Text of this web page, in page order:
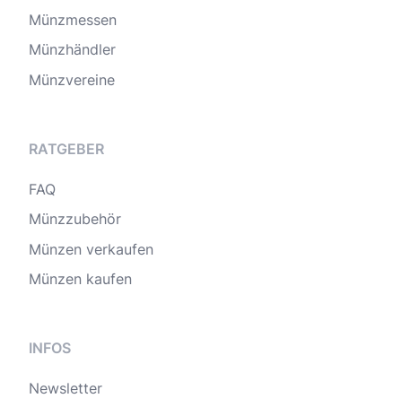
Münzmessen
Münzhändler
Münzvereine
RATGEBER
FAQ
Münzzubehör
Münzen verkaufen
Münzen kaufen
INFOS
Newsletter